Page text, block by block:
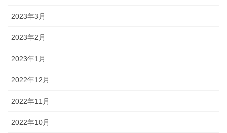
2023年3月
2023年2月
2023年1月
2022年12月
2022年11月
2022年10月